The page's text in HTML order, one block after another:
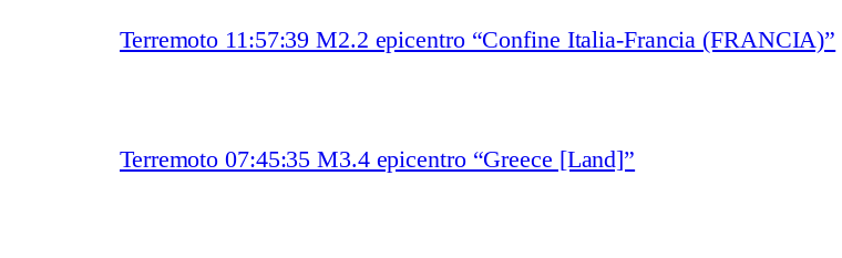
Terremoto 11:57:39 M2.2 epicentro “Confine Italia-Francia (FRANCIA)”
Terremoto 07:45:35 M3.4 epicentro “Greece [Land]”